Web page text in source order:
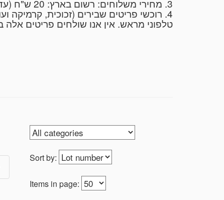
3. מחירי משלוחים: רשום בארץ: 20 ש"ח (עד 2 ק"ג), חבילה בארץ: (עד 10 ק"ג): 25 ש"ח, שליח עד הבית: 50 ש"ח (עד 15 ק"ג).
4. רוכשי פריטים שבירים (זכוכית,
טלפוני מראש. אין אנו שולחים פריטים אלה
Sort by:
Items in page: